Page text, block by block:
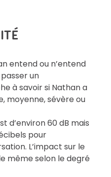
entend ou n’entend
passer un
à savoir si Nathan a
moyenne, sévère ou
d’environ 60 dB mais
pour
L’impact sur le
même selon le degré